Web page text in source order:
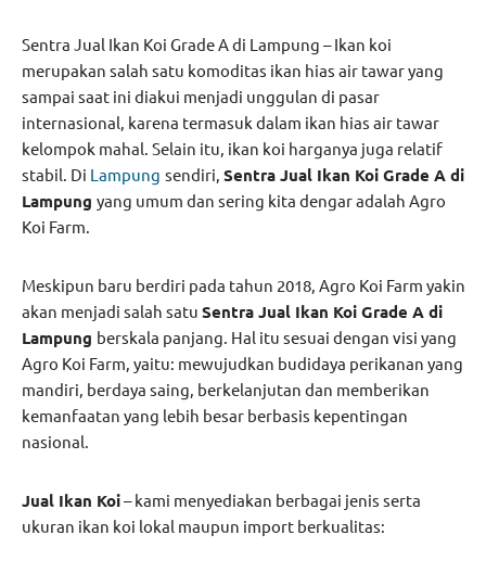
Sentra Jual Ikan Koi Grade A di Lampung – Ikan koi
merupakan salah satu komoditas ikan hias air tawar yang
sampai saat ini diakui menjadi unggulan di pasar
internasional, karena termasuk dalam ikan hias air tawar
kelompok mahal. Selain itu, ikan koi harganya juga relatif
stabil. Di Lampung sendiri, Sentra Jual Ikan Koi Grade A di
Lampung yang umum dan sering kita dengar adalah Agro
Koi Farm.
Meskipun baru berdiri pada tahun 2018, Agro Koi Farm yakin
akan menjadi salah satu Sentra Jual Ikan Koi Grade A di
Lampung berskala panjang. Hal itu sesuai dengan visi yang
Agro Koi Farm, yaitu: mewujudkan budidaya perikanan yang
mandiri, berdaya saing, berkelanjutan dan memberikan
kemanfaatan yang lebih besar berbasis kepentingan
nasional.
Jual Ikan Koi– kami menyediakan berbagai jenis serta
ukuran ikan koi lokal maupun import berkualitas: